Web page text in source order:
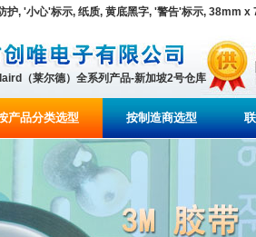
护, '小心'标示, 纸质, 黄底黑字, '警告'标示, 38mm x
（莱尔德）全系列产品-新加坡2号仓库
产品分类选型 按制造商选型